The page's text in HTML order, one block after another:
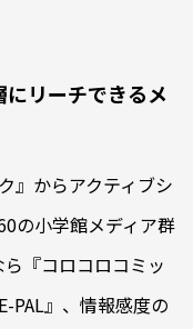
にリーチできるメ
』からアクティブシ
の小学館メディア群
『コロコロコミッ
PAL』、情報感度の